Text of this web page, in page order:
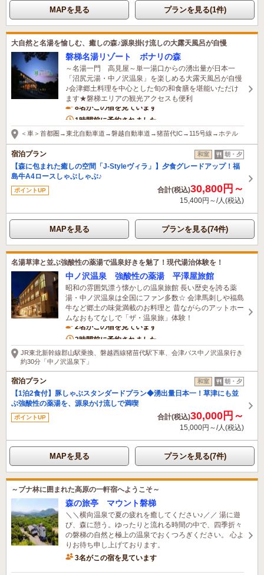
MAPを見る プランを見る(1件)
大自然と名湯を愉しむ、癒しの森♪源泉掛け流しの大露天風呂が自慢
磐梯名湯リゾート ボナリの森
～名湯一門 高見屋～単一湯口からの湧出量が日本一
「沼尻元湯・中ノ沢温泉」を楽しめる大露天風呂が自慢
♪会津郷土料理を中心とした旬の和食膳を堪能いただけ
ます★磐梯エリアの観光アクセスも便利
8名がこの宿を見ています
1時間前に予約されました
＜車＞首都圏→東北自動車道→磐越自動車道→猪苗代IC→115号線→ホテル
宿泊プラン 和室 朝・夕
【森に包まれた癒しの空間「J-Styleヴィラ」】夕食グレードアップ！福
島牛A4ロースしゃぶしゃぶ♪
ポイントUP 合計(税込)30,800円～
15,400円～/人(税込)
MAPを見る プランを見る(74件)
名湯草津と並ぶ強酸性の薬湯で温泉好きを魅了！現代湯治体験を！
中ノ沢温泉 強酸性の薬湯 平澤屋旅館
昭和の雰囲気漂う懐かしの温泉旅館 長い歴史を誇る薬
湯・中ノ沢温泉は全国にファン多数☆ 会津馬刺しや福島
牛など郷土の味覚満載のお料理と 昔ながらのアットホー
ムなおもてなしで「ザ・温泉旅」体験！
2名がこの宿を見ています
2時間前に予約されました
JR東北新幹線郡山駅乗換、磐越西線猪苗代駅下車、会津バス中ノ沢温泉行き
約30分「中ノ沢温泉下」
宿泊プラン 和室 朝・夕
【1泊2食付】豚しゃぶスタンダードプラン◆湧出量日本一！草津にも並
ぶ強酸性の薬湯を、源泉かけ流しで満喫
ポイントUP 合計(税込)30,000円～
15,000円～/人(税込)
MAPを見る プランを見る(7件)
～ブナ林に囲まれた高原の一軒宿へようこそ～
森の旅亭 マウント磐梯
＼＼横向温泉で夏の疲れを癒してください♪／／ 湯に遊
び、森に憩う。ゆったりと流れる時間の中で、四季折々
の磐梯の自然と極上の温泉でおくつろぎください。 心よ
りお待ち申し上げております。
3名がこの宿を見ています